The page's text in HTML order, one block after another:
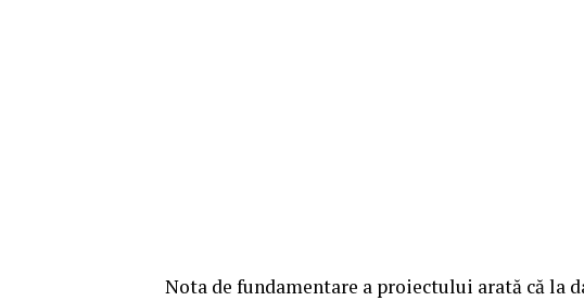
Nota de fundamentare a proiectului arată că la